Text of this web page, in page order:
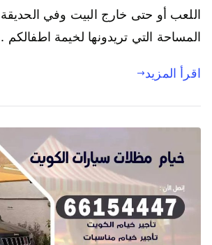
اللعب أو حتى خارج البيت وفي
المساحة التي تريدونها لخيمة
اقرأ المزيد